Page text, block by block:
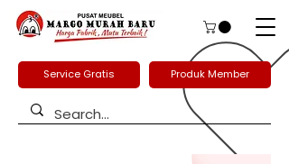
Service Gratis Produk Member